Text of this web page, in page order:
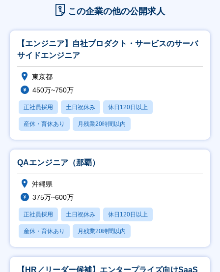
この企業の他の公開求人
【エンジニア】自社プロダクト・サービスのサーバ
サイドエンジニア
東京都
450万~750万
正社員採用 土日祝休み 休日120日以上
産休・育休あり 月残業20時間以内
QAエンジニア（那覇）
沖縄県
375万~600万
正社員採用 土日祝休み 休日120日以上
産休・育休あり 月残業20時間以内
【HR／リーダー候補】エンタープライズ向けSaaS